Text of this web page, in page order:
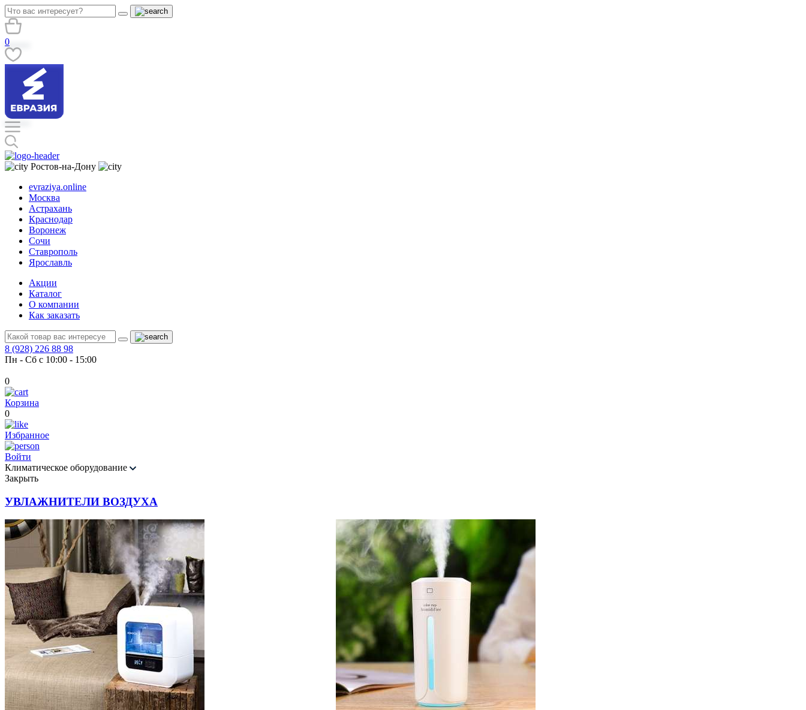
0
Ростов-на-Дону
evraziya.online
Москва
Астрахань
Краснодар
Воронеж
Сочи
Ставрополь
Ярославль
Акции
Каталог
О компании
Как заказать
8 (928) 226 88 98
Пн - Сб с 10:00 - 15:00
0
Корзина
0
Избранное
Войти
Климатическое оборудование
Закрыть
УВЛАЖНИТЕЛИ ВОЗДУХА